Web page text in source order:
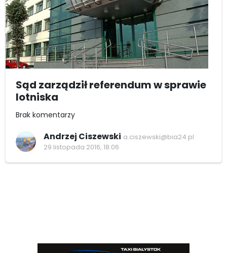
Sąd zarządził referendum w sprawie
lotniska
Brak komentarzy
Andrzej Ciszewski a.ciszewski@bia24.pl
29 listopada 2016, 18:06